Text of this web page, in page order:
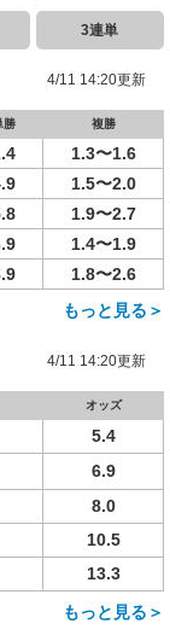
3連単
4/11 14:20更新
勝 複勝
1.3〜1.6
1.5〜2.0
1.9〜2.7
1.4〜1.9
1.8〜2.6
もっと見る＞
4/11 14:20更新
オッズ
5.4
6.9
8.0
10.5
13.3
もっと見る＞